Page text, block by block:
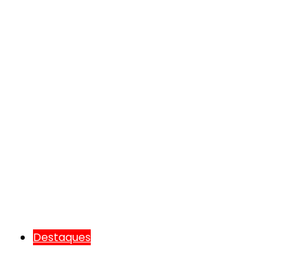
Destaques